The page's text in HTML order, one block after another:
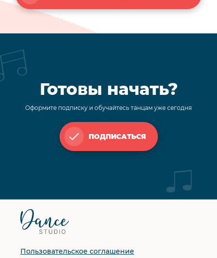
Готовы начать?
Оформите подписку и обучайтесь танцам уже сегодня
ПОДПИСАТЬСЯ
Футер
сайта
Пользовательское соглашение